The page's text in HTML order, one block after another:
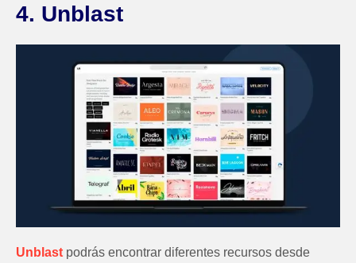
4. Unblast
Unblast podrás encontrar diferentes recursos desde